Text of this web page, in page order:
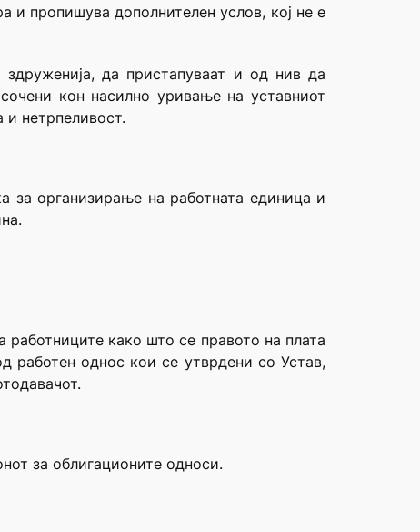
и пропишува дополнителен услов, кој не е
да пристапуваат и од нив да
кон насилно уривање на уставниот
и нетрпеливост.
за организирање на работната единица и
работниците како што се правото на плата
работен однос кои се утврдени со Устав,
за облигационите односи.